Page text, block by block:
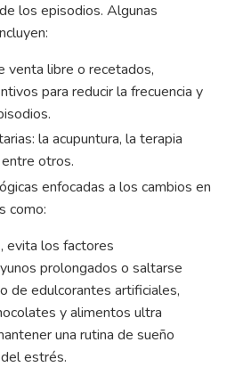
los episodios. Algunas
venta libre o recetados,
para reducir la frecuencia y
la acupuntura, la terapia
otros.
enfocadas a los cambios en
como:
evita los factores
prolongados o saltarse
de edulcorantes artificiales,
y alimentos ultra
una rutina de sueño
estrés.